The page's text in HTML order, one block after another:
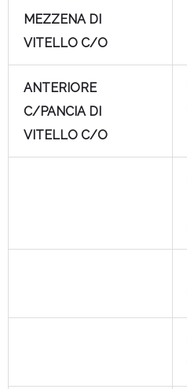
MEZZENA DI
VITELLO C/O
ANTERIORE
C/PANCIA DI
VITELLO C/O